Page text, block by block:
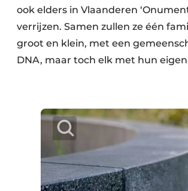
ook elders in Vlaanderen
verrijzen. Samen zullen ze één
groot en klein, met een
DNA, maar toch elk met hun